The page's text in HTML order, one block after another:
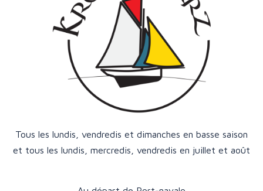
Tous les lundis, vendredis et dimanches en basse saison
et tous les lundis, mercredis, vendredis en juillet et août